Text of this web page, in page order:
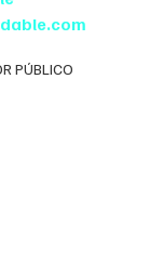
PÚBLICO